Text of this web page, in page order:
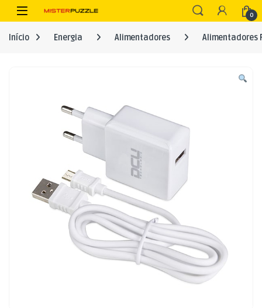
Skip to navigation
Skip to content
Open 0
Início Energia Alimentadores Alimentadores